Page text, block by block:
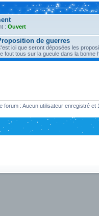
: Ouvert
de guerres
ici que seront déposées les
fout tous sur la gueule dans la bonne
forum : Aucun utilisateur enregistré et